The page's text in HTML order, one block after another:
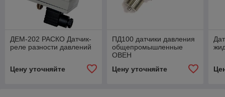
ДЕМ-202 РАСКО Датчик-
реле разности давлений
Цену уточняйте
ПД100 датчики давления
общепромышленныe
ОВЕН
Цену уточняйте